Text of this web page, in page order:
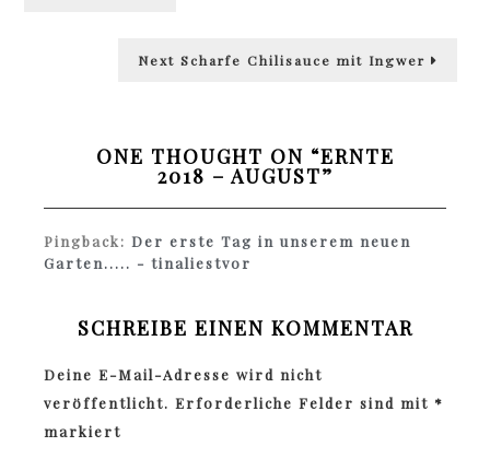
Next Next
Scharfe Chilisauce mit Ingwer
ONE THOUGHT ON “ERNTE
2018 – AUGUST”
Pingback:Der erste Tag in unserem neuen
Garten..... - tinaliestvor
SCHREIBE EINEN KOMMENTAR
Deine E-Mail-Adresse wird nicht
veröffentlicht. Erforderliche Felder sind mit *
markiert